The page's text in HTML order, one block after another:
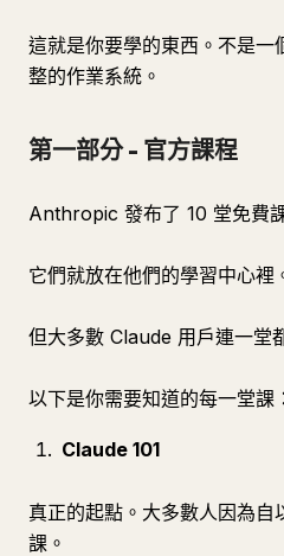
這就是你要學的東西。不是一
整的作業系統。
第一部分 - 官方課程
Anthropic 發布了 10 堂免費
它們就放在他們的學習中心裡
但大多數 Claude 用戶連一堂
以下是你需要知道的每一堂課：
Claude 101
真正的起點。大多數人因為
課。